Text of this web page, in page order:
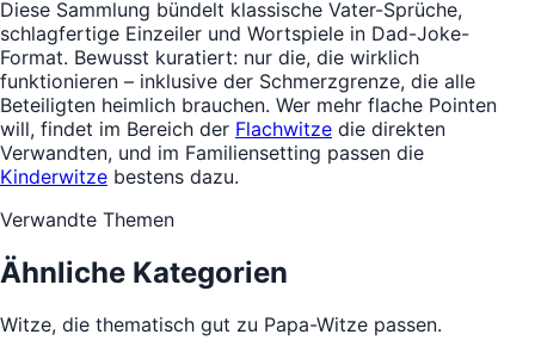
Diese Sammlung bündelt klassische Vater-Sprüche,
schlagfertige Einzeiler und Wortspiele in Dad-Joke-
Format. Bewusst kuratiert: nur die, die wirklich
funktionieren – inklusive der Schmerzgrenze, die alle
Beteiligten heimlich brauchen. Wer mehr flache Pointen
will, findet im Bereich der Flachwitze die direkten
Verwandten, und im Familiensetting passen die
Kinderwitze bestens dazu.
Verwandte Themen
Ähnliche Kategorien
Witze, die thematisch gut zu Papa-Witze passen.